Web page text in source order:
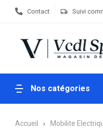
Contact Suivi
Nos catégories
Accueil Mobilite